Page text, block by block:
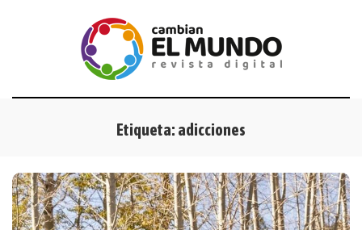
Etiqueta: adicciones